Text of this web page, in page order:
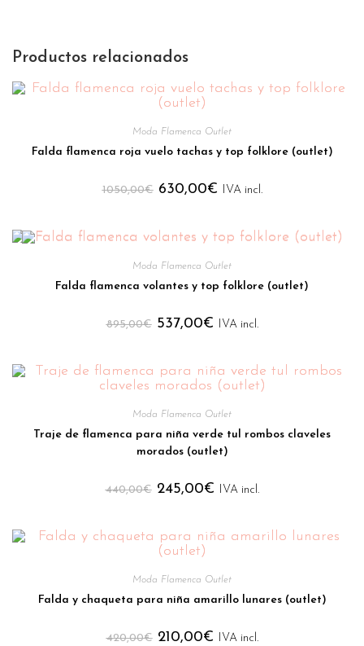
Productos relacionados
Moda Flamenca Outlet
Falda flamenca roja vuelo tachas y top folklore (outlet)
1050,00€ 630,00€ IVA incl.
Moda Flamenca Outlet
Falda flamenca volantes y top folklore (outlet)
895,00€ 537,00€ IVA incl.
Moda Flamenca Outlet
Traje de flamenca para niña verde tul rombos claveles
morados (outlet)
440,00€ 245,00€ IVA incl.
Moda Flamenca Outlet
Falda y chaqueta para niña amarillo lunares (outlet)
420,00€ 210,00€ IVA incl.